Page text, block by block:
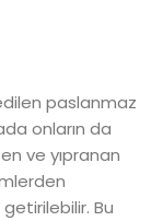
paslanmaz
onların da
ve yıpranan
Bu